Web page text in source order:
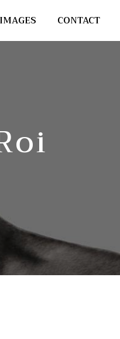
CONTACT